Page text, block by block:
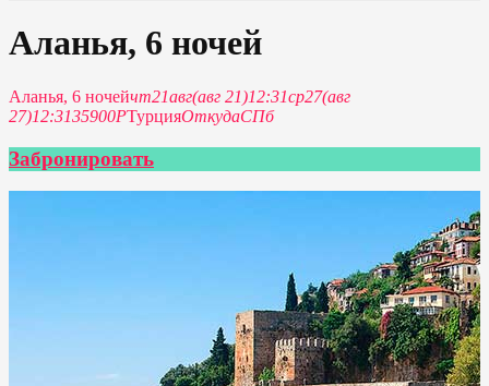
Аланья, 6 ночей
Аланья, 6 ночейчт21авг(авг 21)12:31ср27(авг
27)12:3135900PТурцияОткудаСПб
Забронировать